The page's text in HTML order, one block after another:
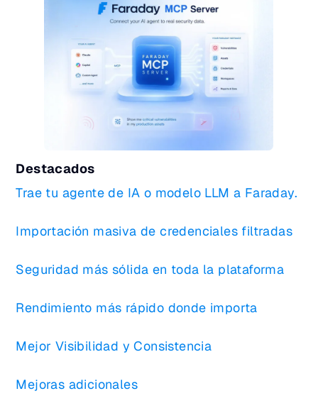
Destacados
Trae tu agente de IA o modelo LLM a Faraday.
Importación masiva de credenciales filtradas
Seguridad más sólida en toda la plataforma
Rendimiento más rápido donde importa
Mejor Visibilidad y Consistencia
Mejoras adicionales